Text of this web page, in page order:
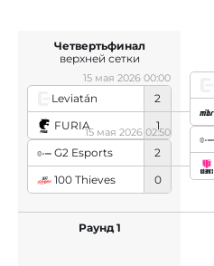
Leviatán
2
FURIA
1
15 мая 2026 00:00
G2 Esports
2
100 Thieves
0
15 мая 2026 02:50
Четвертьфинал
верхней сетки
Раунд 1